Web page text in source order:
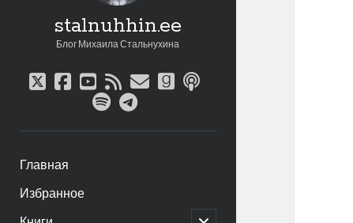
stalnuhhin.ee
Блог Михаила Стальнухина
twitter
facebook
youtube
rssemailgoodreads
podcast
spotifytelegram
Главная
Избранное
открыть